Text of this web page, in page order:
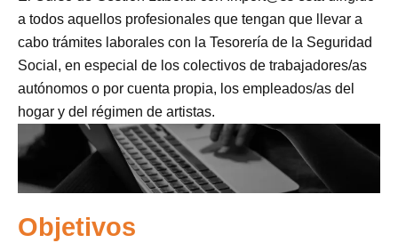
a todos aquellos profesionales que tengan que llevar a
cabo trámites laborales con la Tesorería de la Seguridad
Social, en especial de los colectivos de trabajadores/as
autónomos o por cuenta propia, los empleados/as del
hogar y del régimen de artistas.
Objetivos